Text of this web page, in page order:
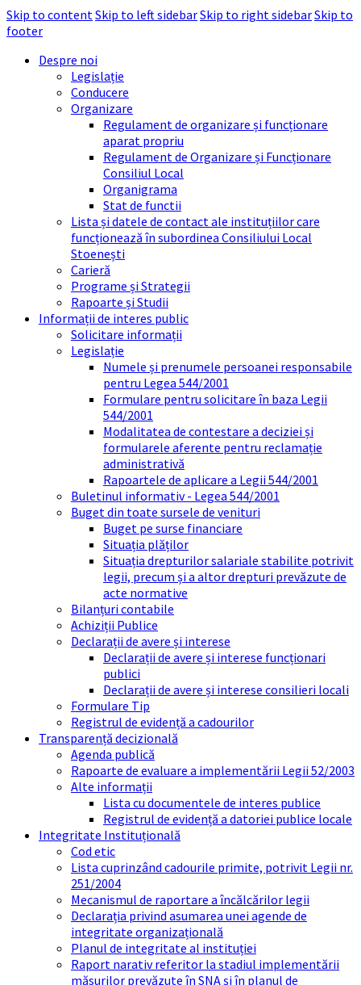
Skip to contentSkip to left sidebarSkip to right sidebarSkip to
footer
Despre noi
Legislație
Conducere
Organizare
Regulament de organizare și funcționare
aparat propriu
Regulament de Organizare și Funcționare
Consiliul Local
Organigrama
Stat de functii
Lista și datele de contact ale instituțiilor care
funcționează în subordinea Consiliului Local
Stoenești
Carieră
Programe și Strategii
Rapoarte și Studii
Informații de interes public
Solicitare informații
Legislație
Numele și prenumele persoanei responsabile
pentru Legea 544/2001
Formulare pentru solicitare în baza Legii
544/2001
Modalitatea de contestare a deciziei și
formularele aferente pentru reclamație
administrativă
Rapoartele de aplicare a Legii 544/2001
Buletinul informativ - Legea 544/2001
Buget din toate sursele de venituri
Buget pe surse financiare
Situația plăților
Situația drepturilor salariale stabilite potrivit
legii, precum și a altor drepturi prevăzute de
acte normative
Bilanțuri contabile
Achiziții Publice
Declarații de avere și interese
Declarații de avere și interese funcționari
publici
Declarații de avere și interese consilieri locali
Formulare Tip
Registrul de evidență a cadourilor
Transparență decizională
Agenda publică
Rapoarte de evaluare a implementării Legii 52/2003
Alte informații
Lista cu documentele de interes publice
Registrul de evidență a datoriei publice locale
Integritate Instituțională
Cod etic
Lista cuprinzând cadourile primite, potrivit Legii nr.
251/2004
Mecanismul de raportare a încălcărilor legii
Declarația privind asumarea unei agende de
integritate organizațională
Planul de integritate al instituției
Raport narativ referitor la stadiul implementării
măsurilor prevăzute în SNA și în planul de